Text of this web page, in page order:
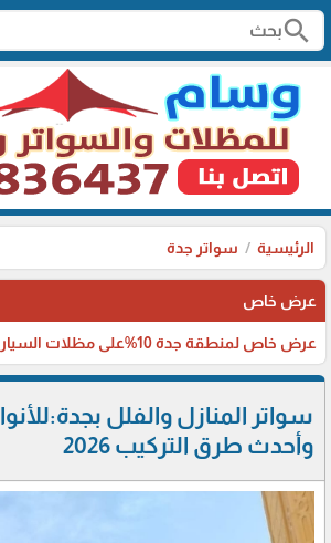
search
الرئيسية سواتر جدة
عرض خاص
عرض خاص لمنطقة جدة 10%على مظلات السيارات
سواتر المنازل والفلل
وأحدث طرق التركيب 2026